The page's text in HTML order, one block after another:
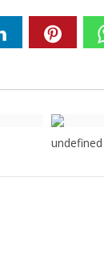
undefined